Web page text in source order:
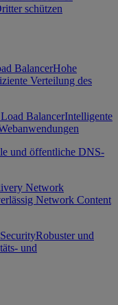
schützen
BalancerHohe
Verteilung des
BalancerIntelligente
und öffentliche DNS-
Network
Network Content
Robuster und
und